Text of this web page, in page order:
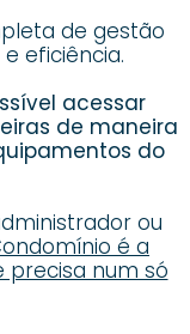
de gestão
eficiência.
acessar
de maneira
do
ou
é a
num só